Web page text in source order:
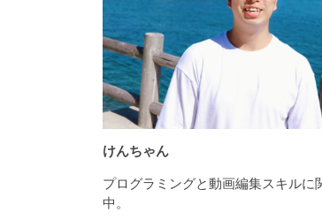
けんちゃん
プログラミングと動画編集スキルに
中。